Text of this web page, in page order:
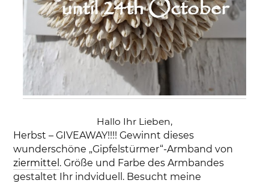
Hallo Ihr Lieben,
Herbst – GIVEAWAY!!!! Gewinnt dieses
wunderschöne „Gipfelstürmer“-Armband von
ziermittel . Größe und Farbe des Armbandes
gestaltet Ihr indviduell. Besucht meine